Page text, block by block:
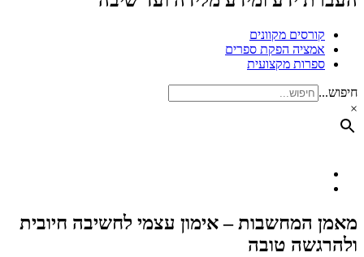
קורסים מקוונים
אמציה הפקת ספרים
ספרות מקצועית
חיפוש...
×
מאמן המחשבות – אימון עצמי לחשיבה חיובית
ולהרגשה טובה